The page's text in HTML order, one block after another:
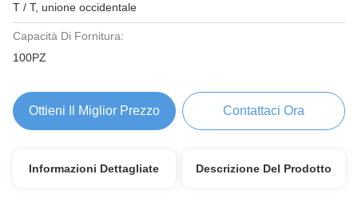
T / T, unione occidentale
Capacità Di Fornitura:
100PZ
Ottieni Il Miglior Prezzo Contattaci Ora
Informazioni Dettagliate Descrizione Del Prodotto